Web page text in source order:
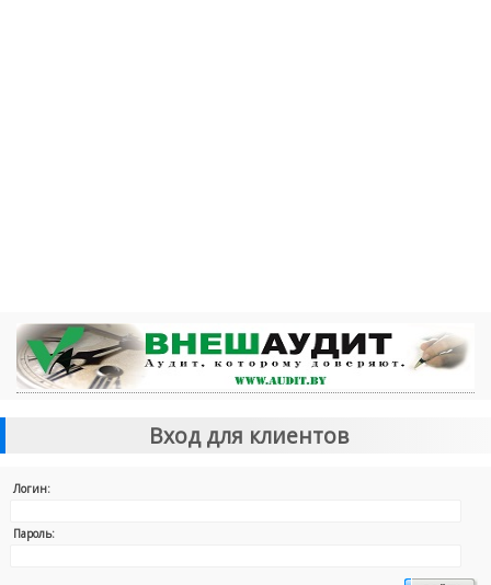
Вход для клиентов
Логин:
Пароль: